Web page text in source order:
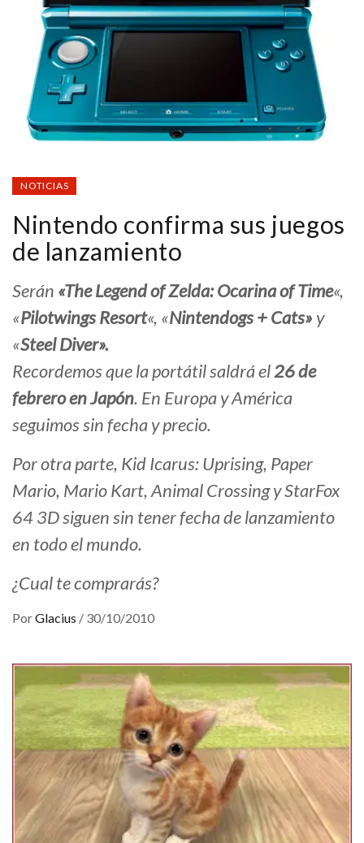
NOTICIAS
Nintendo confirma sus juegos
de lanzamiento
Serán «The Legend of Zelda: Ocarina of Time«,
«Pilotwings Resort«, «Nintendogs + Cats» y
«Steel Diver».
Recordemos que la portátil saldrá el26 de
febrero en Japón. En Europa y América
seguimos sin fecha y precio.
Por otra parte, Kid Icarus: Uprising, Paper
Mario, Mario Kart,Animal CrossingyStarFox
64 3Dsiguen sin tener fecha de lanzamiento
en todo el mundo.
¿Cual te comprarás?
PorGlacius / 30/10/2010